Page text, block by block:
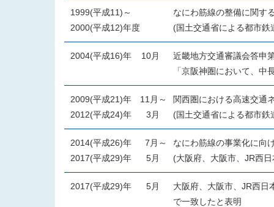
1999(平成11)～
2000(平成12)年度
なにわ筋線の整備に関す
(国土交通省による都市鉄
2004(平成16)年 10月
近畿地方交通審議会答申
「京阪神圏において、
2009(平成21)年
2012(平成24)年
11月～
3月
関西圏における高速交通
(国土交通省による都市鉄
2014(平成26)年
2017(平成29)年
7月～
5月
なにわ筋線の事業化に向
(大阪府、大阪市、JR西
2017(平成29)年 5月
大阪府、大阪市、JR西日
で一致したと表明